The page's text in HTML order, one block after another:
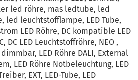
led röhre, mas ledtube, led
led leuchtstofflampe, LED Tube,
LED Röhre, DC kompatible LED
DC LED Leuchtstoffröhre, NEO ,
dimmbar, LED Röhre DALI, External
LED Röhre Notbeleuchtung, LED
EXT, LED-Tube, LED